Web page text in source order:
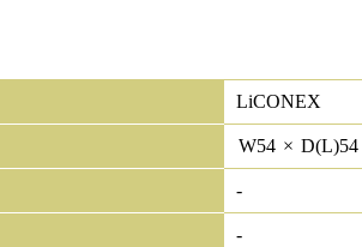
LiCONEX
W54 × D(L)
-
-